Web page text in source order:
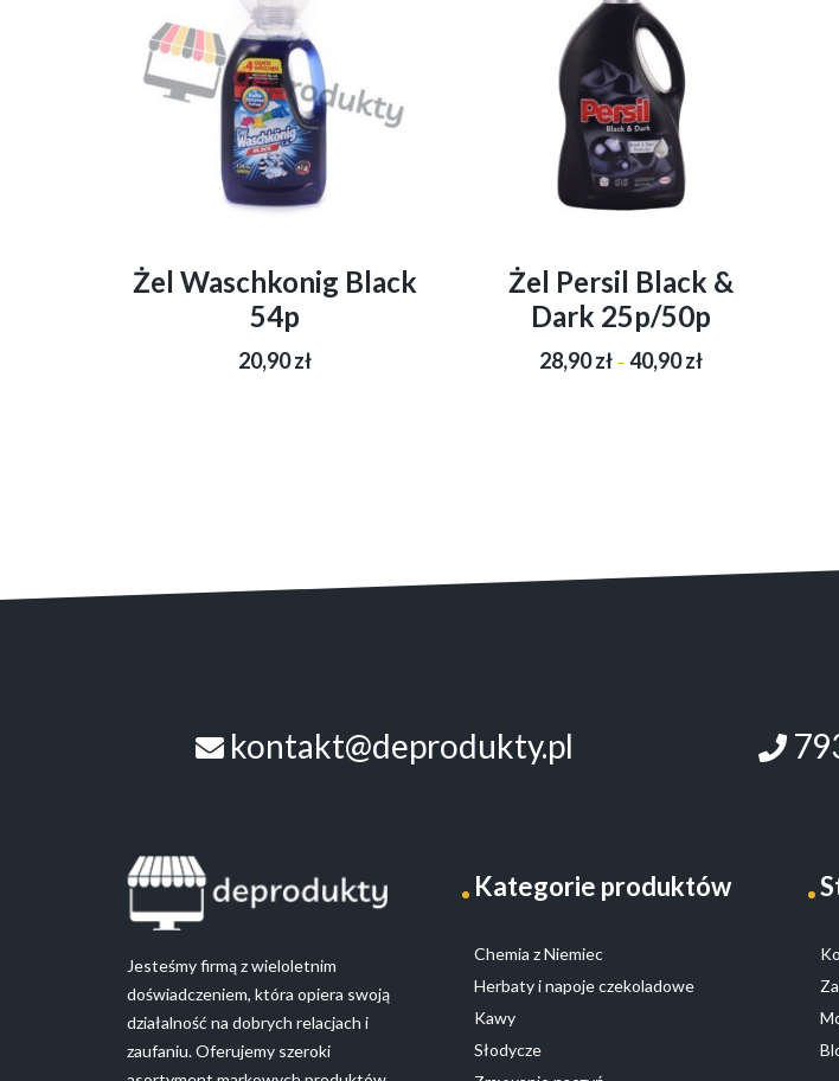
Żel Waschkonig Black
54p
20,90zł
Żel Persil Black &
Dark 25p/50p
28,90zł – 40,90złZakres
na
kontakt@deprodukty.pl
Jesteśmy firmą z wieloletnim
doświadczeniem, która opiera swoją
działalność na dobrych relacjach i
zaufaniu. Oferujemy szeroki
Kategorie produktów
Chemia z Niemiec
Herbaty i napoje czekoladowe
Kawy
Słodycze